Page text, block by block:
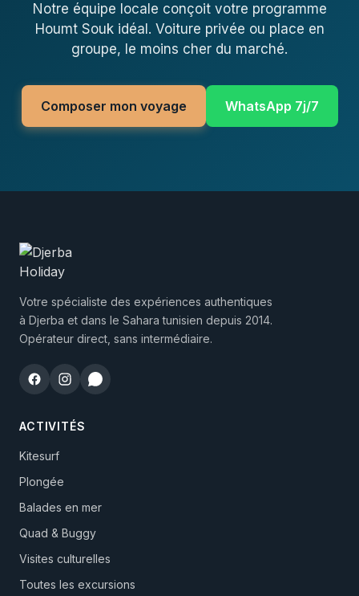
Notre équipe locale conçoit votre programme
Houmt Souk idéal. Voiture privée ou place en
groupe, le moins cher du marché.
Composer mon voyage WhatsApp 7j/7
Votre spécialiste des expériences authentiques
à Djerba et dans le Sahara tunisien depuis 2014.
Opérateur direct, sans intermédiaire.
ACTIVITÉS
Kitesurf
Plongée
Balades en mer
Quad & Buggy
Visites culturelles
Toutes les excursions